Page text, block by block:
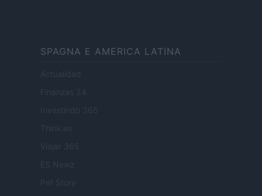
SPAGNA E AMERICA LATINA
Actualidad
Finanzas 24
Investindo 365
Viajar 365
ES Newz
Pet Story